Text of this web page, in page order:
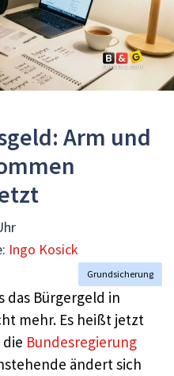
Arm und
Ingo Kosick
Grundsicherung
das Bürgergeld in
mehr. Es heißt jetzt
Bundesregierung
ändert sich